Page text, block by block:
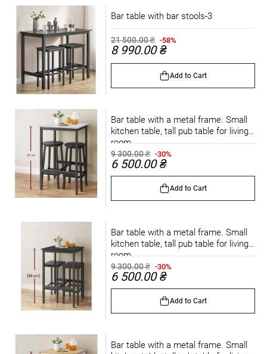
Bar table with bar stools-3
21 500.00 ₴ -58%
8 990.00 ₴
Add to Cart
Bar table with a metal frame. Small
kitchen table, tall pub table for living
room.
9 300.00 ₴ -30%
6 500.00 ₴
Add to Cart
Bar table with a metal frame. Small
kitchen table, tall pub table for living
room.
9 300.00 ₴ -30%
6 500.00 ₴
Add to Cart
Bar table with a metal frame. Small